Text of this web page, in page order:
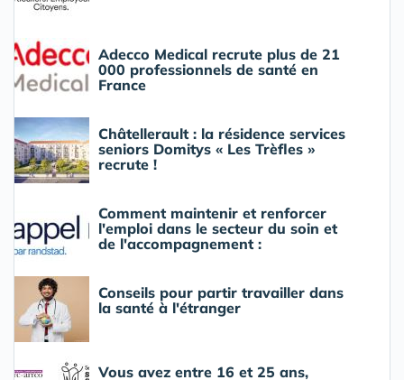
Adecco Medical recrute plus de 21
000 professionnels de santé en
France
Châtellerault : la résidence services
seniors Domitys « Les Trèfles »
recrute !
Comment maintenir et renforcer
l'emploi dans le secteur du soin et
de l'accompagnement :
Conseils pour partir travailler dans
la santé à l'étranger
Vous avez entre 16 et 25 ans,